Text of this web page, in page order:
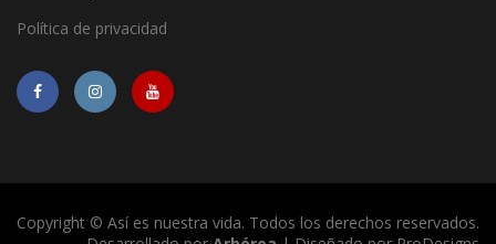
Política de privacidad
Copyright © Así es nuestra vida. Todos los derechos reservados.